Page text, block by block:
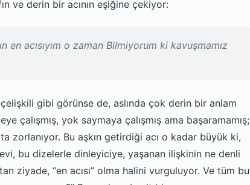
ve derin bir acının eşiğine çekiyor:
en acısıyım o zaman Bilmiyorum ki kavuşmamız
çelişkili gibi görünse de, aslında çok derin bir anlam
çalışmış, yok saymaya çalışmış ama başaramamış;
zorlanıyor. Bu aşkın getirdiği acı o kadar büyük ki,
bu dizelerle dinleyiciye, yaşanan ilişkinin ne denli
ziyade, “en acısı” olma halini vurguluyor. Ve tüm bu